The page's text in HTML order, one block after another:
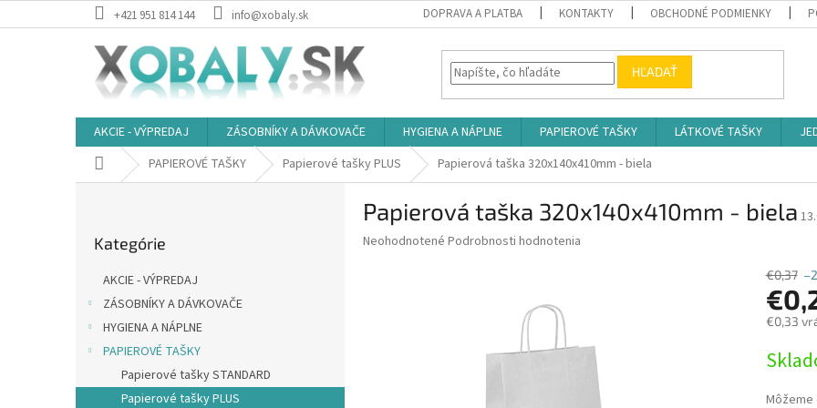
na
+421 951 814 144 info@xobaly.sk DOPRAVA A PLATBA KONTAKTY OBCHODNÉ PODMIENKY
HĽADAŤ
AKCIE - VÝPREDAJ ZÁSOBNÍKY A DÁVKOVAČE HYGIENA A NÁPLNE PAPIEROVÉ TAŠKY LÁTKOVÉ TAŠKY
DomovPAPIEROVÉ TAŠKY Papierové tašky PLUS Papierová taška 320x140x410mm - biela
kategórie
Kategórie
AKCIE - VÝPREDAJ
ZÁSOBNÍKY A DÁVKOVAČE
HYGIENA A NÁPLNE
PAPIEROVÉ TAŠKY
Papierové tašky STANDARD
Papierové tašky PLUS
Papierová taška 320x140x410mm - biela
Priemerné
Neohodnotené Podrobnosti hodnotenia
€0,37
€0,33
cena: